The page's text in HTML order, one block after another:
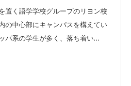
置く語学学校グループのリヨン校
の中心部にキャンパスを構えてい
パ系の学生が多く、落ち着い...